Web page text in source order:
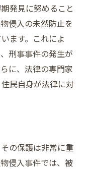
発見に努めること
侵入の未然防止を
ます。これによ
刑事事件の発生が
に、法律の専門家
民自身が法律に対
の保護は非常に重
侵入事件では、被